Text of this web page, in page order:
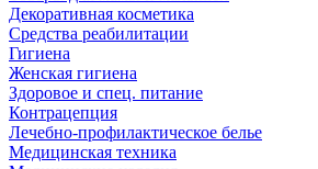
Декоративная косметика
Средства реабилитации
Гигиена
Женская гигиена
Здоровое и спец. питание
Контрацепция
Лечебно-профилактическое белье
Медицинская техника